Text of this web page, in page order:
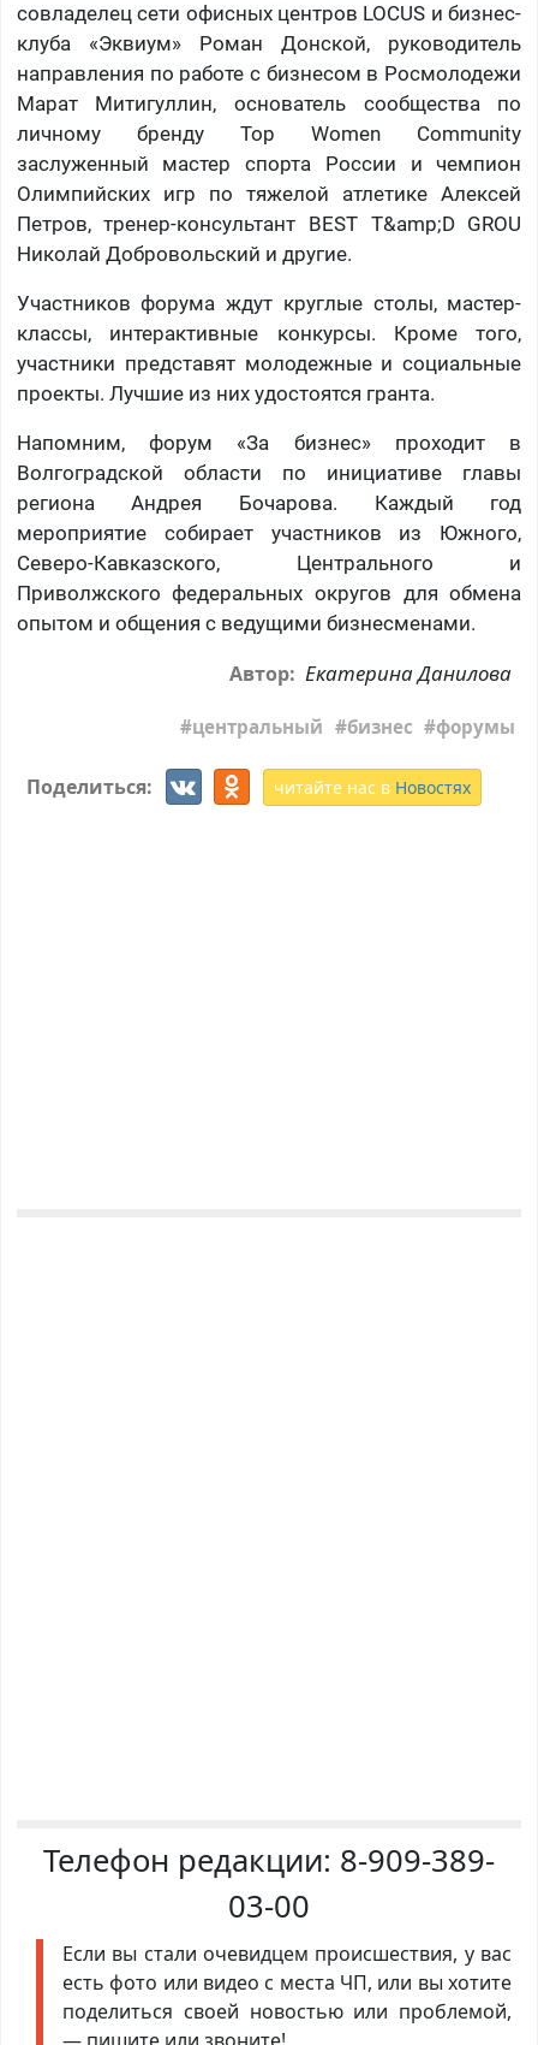
совладелец сети офисных центров LOCUS и бизнес-
клуба «Эквиум» Роман Донской, руководитель
направления по работе с бизнесом в Росмолодежи
Марат Митигуллин, основатель сообщества по
личному бренду Top Women Community
заслуженный мастер спорта России и чемпион
Олимпийских игр по тяжелой атлетике Алексей
Петров, тренер-консультант BEST T&amp;D GROU
Николай Добровольский и другие.
Участников форума ждут круглые столы, мастер-
классы, интерактивные конкурсы. Кроме того,
участники представят молодежные и социальные
проекты. Лучшие из них удостоятся гранта.
Напомним, форум «За бизнес» проходит в
Волгоградской области по инициативе главы
региона Андрея Бочарова. Каждый год
мероприятие собирает участников из Южного,
Северо-Кавказского, Центрального и
Приволжского федеральных округов для обмена
опытом и общения с ведущими бизнесменами.
Автор: Екатерина Данилова
центральный бизнес форумы
Поделиться: читайте нас в Новостях
Телефон редакции: 8-909-389-
03-00
Если вы стали очевидцем происшествия, у вас
есть фото или видео с места ЧП, или вы хотите
поделиться своей новостью или проблемой,